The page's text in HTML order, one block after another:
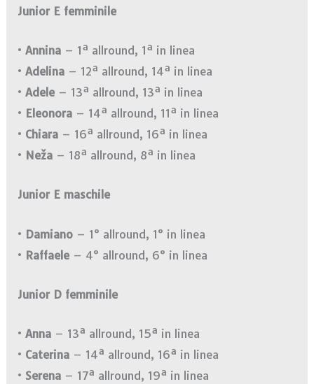
Junior E femminile
•Annina – 1ª allround, 1ª in linea
•Adelina – 12ª allround, 14ª in linea
•Adele – 13ª allround, 13ª in linea
• Eleonora – 14ª allround, 11ª in linea
• Chiara – 16ª allround, 16ª in linea
• Neža – 18ª allround, 8ª in linea
Junior E maschile
• Damiano – 1° allround, 1° in linea
• Raffaele – 4° allround, 6° in linea
Junior D femminile
•Anna – 13ª allround, 15ª in linea
• Caterina – 14ª allround, 16ª in linea
• Serena – 17ª allround, 19ª in linea